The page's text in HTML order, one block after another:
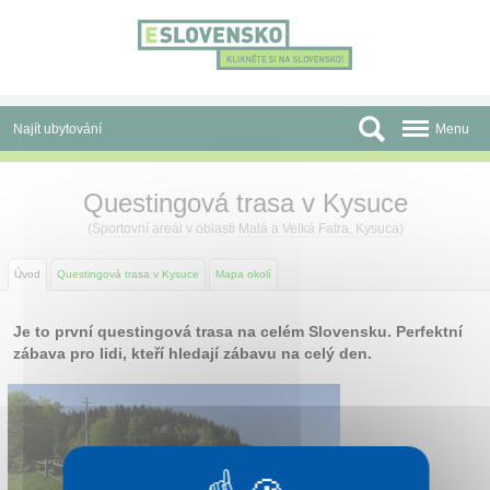
Najít ubytování
Slevy a Last Minute
Autobusové zájezdy
Před cestou
Atrakce
Menu
Questingová trasa v Kysuce
(Sportovní areál v oblasti Malá a Velká Fatra, Kysuca)
Úvod Questingová trasa v Kysuce Mapa okolí
Je to první questingová trasa na celém Slovensku. Perfektní
zábava pro lidi, kteří hledají zábavu na celý den.